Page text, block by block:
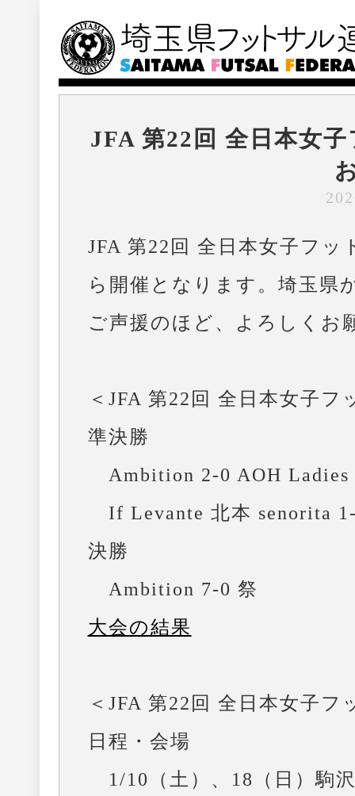
JFA 第22回 全日本女
JFA 第22回 全日本女子フ
ら開催となります。埼玉県
ご声援のほど、よろしくお
＜JFA 第22回 全日本女子
準決勝
Ambition 2-0 AOH Ladies
If Levante 北本 senorita
決勝
Ambition 7-0 祭
大会の結果
＜JFA 第22回 全日本女子
日程・会場
1/10（土）、18（日）駒